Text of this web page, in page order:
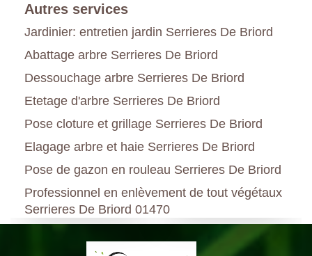
Autres services
Jardinier: entretien jardin Serrieres De Briord
Abattage arbre Serrieres De Briord
Dessouchage arbre Serrieres De Briord
Etetage d'arbre Serrieres De Briord
Pose cloture et grillage Serrieres De Briord
Elagage arbre et haie Serrieres De Briord
Pose de gazon en rouleau Serrieres De Briord
Professionnel en enlèvement de tout végétaux
Serrieres De Briord 01470